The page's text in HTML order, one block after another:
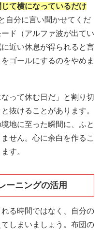
じて横になっているだけ
自分に言い聞かせてくだ
ド（アルファ波が出てい
近い休息が得られると言
ゴールにするのをやめま
って休む日だ」と割り切
抜けることがあります。
地に至った瞬間に、ふと
せん。心に余白を作るこ
す。
ーニングの活用
る時間ではなく、自分の
しまいましょう。布団の